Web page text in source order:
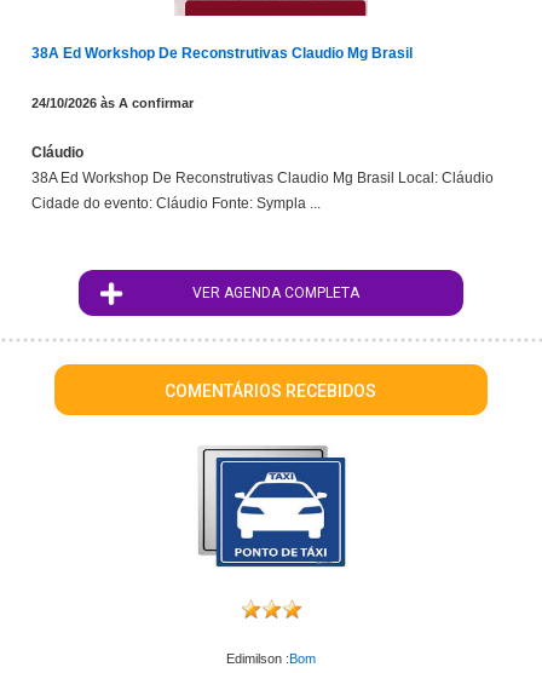
38A Ed Workshop De Reconstrutivas Claudio Mg Brasil
24/10/2026 às A confirmar
Cláudio
38A Ed Workshop De Reconstrutivas Claudio Mg Brasil Local: Cláudio
Cidade do evento: Cláudio Fonte: Sympla ...
VER AGENDA COMPLETA
COMENTÁRIOS RECEBIDOS
Edimilson :Bom